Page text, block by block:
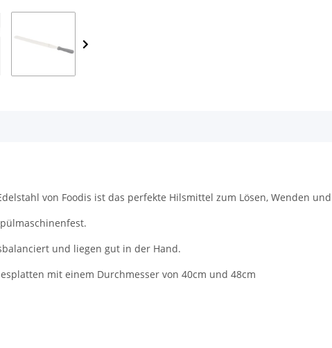
von Foodis ist das perfekte Hilsmittel zum Lösen, Wenden
und liegen gut in der Hand.
mit einem Durchmesser von 40cm und 48cm